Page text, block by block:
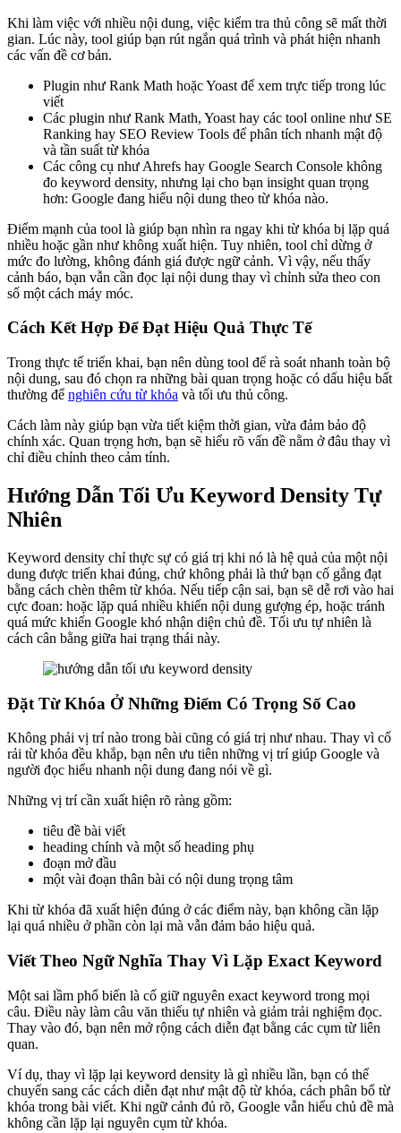
Khi làm việc với nhiều nội dung, việc kiểm tra thủ công sẽ mất thời
gian. Lúc này, tool giúp bạn rút ngắn quá trình và phát hiện nhanh
các vấn đề cơ bản.
Plugin như Rank Math hoặc Yoast để xem trực tiếp trong lúc
viết
Các plugin như Rank Math, Yoast hay các tool online như SE
Ranking hay SEO Review Tools để phân tích nhanh mật độ
và tần suất từ khóa
Các công cụ như Ahrefs hay Google Search Console không
đo keyword density, nhưng lại cho bạn insight quan trọng
hơn: Google đang hiểu nội dung theo từ khóa nào.
Điểm mạnh của tool là giúp bạn nhìn ra ngay khi từ khóa bị lặp quá
nhiều hoặc gần như không xuất hiện. Tuy nhiên, tool chỉ dừng ở
mức đo lường, không đánh giá được ngữ cảnh. Vì vậy, nếu thấy
cảnh báo, bạn vẫn cần đọc lại nội dung thay vì chỉnh sửa theo con
số một cách máy móc.
Cách Kết Hợp Để Đạt Hiệu Quả Thực Tế
Trong thực tế triển khai, bạn nên dùng tool để rà soát nhanh toàn bộ
nội dung, sau đó chọn ra những bài quan trọng hoặc có dấu hiệu bất
thường để nghiên cứu từ khóa và tối ưu thủ công.
Cách làm này giúp bạn vừa tiết kiệm thời gian, vừa đảm bảo độ
chính xác. Quan trọng hơn, bạn sẽ hiểu rõ vấn đề nằm ở đâu thay vì
chỉ điều chỉnh theo cảm tính.
Hướng Dẫn Tối Ưu Keyword Density Tự
Nhiên
Keyword density chỉ thực sự có giá trị khi nó là hệ quả của một nội
dung được triển khai đúng, chứ không phải là thứ bạn cố gắng đạt
bằng cách chèn thêm từ khóa. Nếu tiếp cận sai, bạn sẽ dễ rơi vào hai
cực đoan: hoặc lặp quá nhiều khiến nội dung gượng ép, hoặc tránh
quá mức khiến Google khó nhận diện chủ đề. Tối ưu tự nhiên là
cách cân bằng giữa hai trạng thái này.
Đặt Từ Khóa Ở Những Điểm Có Trọng Số Cao
Không phải vị trí nào trong bài cũng có giá trị như nhau. Thay vì cố
rải từ khóa đều khắp, bạn nên ưu tiên những vị trí giúp Google và
người đọc hiểu nhanh nội dung đang nói về gì.
Những vị trí cần xuất hiện rõ ràng gồm:
tiêu đề bài viết
heading chính và một số heading phụ
đoạn mở đầu
một vài đoạn thân bài có nội dung trọng tâm
Khi từ khóa đã xuất hiện đúng ở các điểm này, bạn không cần lặp
lại quá nhiều ở phần còn lại mà vẫn đảm bảo hiệu quả.
Viết Theo Ngữ Nghĩa Thay Vì Lặp Exact Keyword
Một sai lầm phổ biến là cố giữ nguyên exact keyword trong mọi
câu. Điều này làm câu văn thiếu tự nhiên và giảm trải nghiệm đọc.
Thay vào đó, bạn nên mở rộng cách diễn đạt bằng các cụm từ liên
quan.
Ví dụ, thay vì lặp lại keyword density là gì nhiều lần, bạn có thể
chuyển sang các cách diễn đạt như mật độ từ khóa, cách phân bổ từ
khóa trong bài viết. Khi ngữ cảnh đủ rõ, Google vẫn hiểu chủ đề mà
không cần lặp lại nguyên cụm từ khóa.